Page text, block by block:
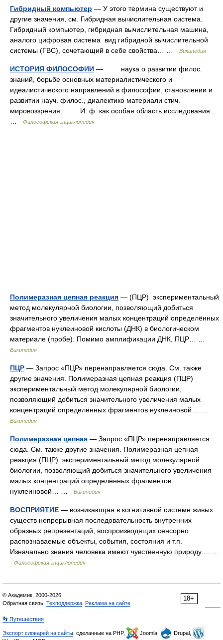
Гибридный компьютер — У этого термина существуют и
другие значения, см. Гибридная вычислительная система.
Гибридный компьютер, гибридная вычислительная машина,
аналого цифровая система вид гибридной вычислительной
системы (ГВС), сочетающий в себе свойства… …
Википедия
ИСТОРИЯ ФИЛОСОФИИ — наука о развитии филос.
знаний, борьбе основных материалистического и
идеалистического направлений в философии, становлении и
развитии науч. филос., диалектико материали стич.
мировоззрения. И. ф. как особая область исследования…
Философская энциклопедия
Полимеразная цепная реакция — (ПЦР) экспериментальный
метод молекулярной биологии, позволяющий добиться
значительного увеличения малых концентраций определённых
фрагментов нуклеиновой кислоты (ДНК) в биологическом
материале (пробе). Помимо амплификации ДНК, ПЦР… …
Википедия
ПЦР — Запрос «ПЦР» перенаправляется сюда. Cм. также
другие значения. Полимеразная цепная реакция (ПЦР)
экспериментальный метод молекулярной биологии,
позволяющий добиться значительного увеличения малых
концентраций определённых фрагментов нуклеиновой… …
Википедия
Полимеразная цепная — Запрос «ПЦР» перенаправляется
сюда. Cм. также другие значения. Полимеразная цепная
реакция (ПЦР) экспериментальный метод молекулярной
биологии, позволяющий добиться значительного увеличения
малых концентраций определённых фрагментов
нуклеиновой… …
Википедия
ВОСПРИЯТИЕ — возникающая в когнитивной системе живых
существ непрерывная последовательность внутренних
образных репрезентаций, воспроизводящих сенсорно
распознаваемые объекты, события, состояния и т.п.
Изначально знания человека имеют чувственную природу.… …
Философская энциклопедия
18+
© Академик, 2000-2026
Обратная связь: Техподдержка Реклама на сайте
👣 Путешествия
Экспорт словарей на сайты , сделанные на PHP, Joomla,
Drupal,